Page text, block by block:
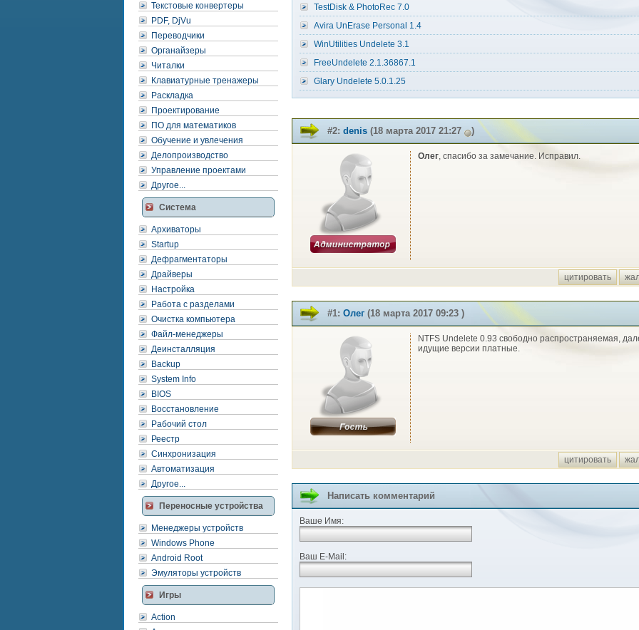
Текстовые конвертеры
PDF, DjVu
Переводчики
Органайзеры
Читалки
Клавиатурные тренажеры
Раскладка
Проектирование
ПО для математиков
Обучение и увлечения
Делопроизводство
Управление проектами
Другое...
Система
Архиваторы
Startup
Дефрагментаторы
Драйверы
Настройка
Работа с разделами
Очистка компьютера
Файл-менеджеры
Деинсталляция
Backup
System Info
BIOS
Восстановление
Рабочий стол
Реестр
Синхронизация
Автоматизация
Другое...
Переносные устройства
Менеджеры устройств
Windows Phone
Android Root
Эмуляторы устройств
Игры
Action
TestDisk & PhotoRec 7.0
Avira UnErase Personal 1.4
WinUtilities Undelete 3.1
FreeUndelete 2.1.36867.1
Glary Undelete 5.0.1.25
#2: denis (18 марта 2017 21:27 )
Олег, спасибо за замечание. Исправил.
цитировать
#1: Олег (18 марта 2017 09:23 )
NTFS Undelete 0.93 свободно распространяемая,
идущие версии платные.
цитировать
Написать комментарий
Ваше Имя:
Ваш E-Mail: